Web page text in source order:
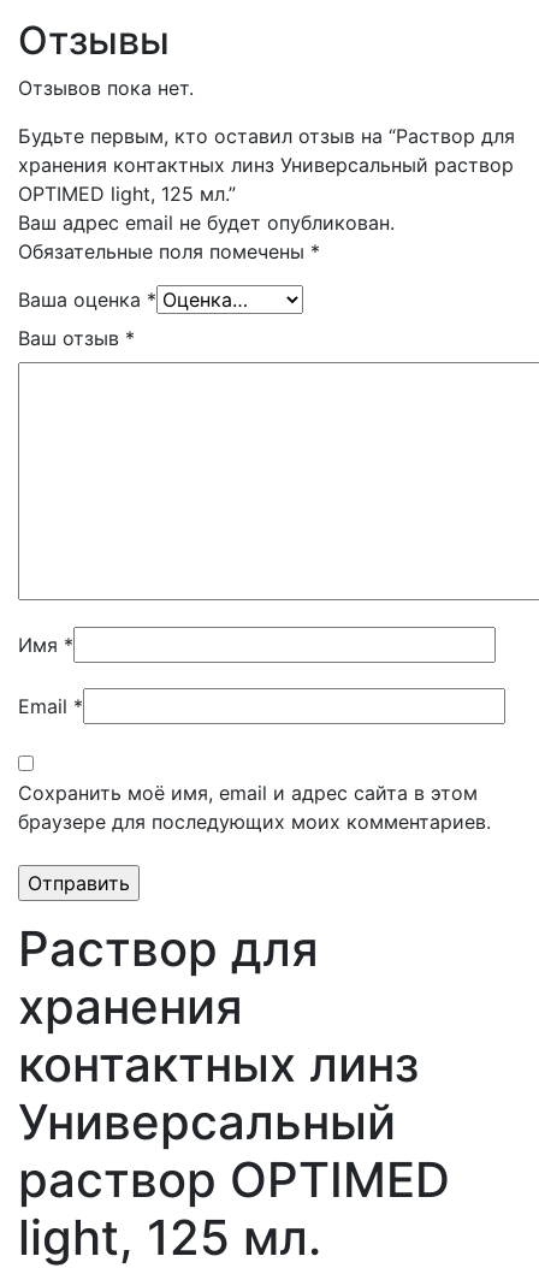
Отзывы
Отзывов пока нет.
Будьте первым, кто оставил отзыв на “Раствор для
хранения контактных линз Универсальный раствор
OPTIMED light, 125 мл.”
Ваш адрес email не будет опубликован.
Обязательные поля помечены *
Ваша оценка *
Ваш отзыв *
Имя *
Email *
Сохранить моё имя, email и адрес сайта в этом
браузере для последующих моих комментариев.
Раствор для
хранения
контактных линз
Универсальный
раствор OPTIMED
light, 125 мл.